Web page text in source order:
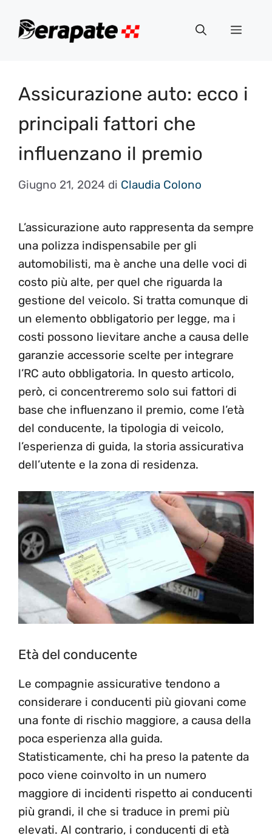
Menu
Assicurazione auto: ecco i
principali fattori che
influenzano il premio
Giugno 21, 2024 di Claudia Colono
L’assicurazione auto rappresenta da sempre
una polizza indispensabile per gli
automobilisti, ma è anche una delle voci di
costo più alte, per quel che riguarda la
gestione del veicolo. Si tratta comunque di
un elemento obbligatorio per legge, ma i
costi possono lievitare anche a causa delle
garanzie accessorie scelte per integrare
l’RC auto obbligatoria. In questo articolo,
però, ci concentreremo solo sui fattori di
base che influenzano il premio, come l’età
del conducente, la tipologia di veicolo,
l’esperienza di guida, la storia assicurativa
dell’utente e la zona di residenza.
Età del conducente
Le compagnie assicurative tendono a
considerare i conducenti più giovani come
una fonte di rischio maggiore, a causa della
poca esperienza alla guida.
Statisticamente, chi ha preso la patente da
poco viene coinvolto in un numero
maggiore di incidenti rispetto ai conducenti
più grandi, il che si traduce in premi più
elevati. Al contrario, i conducenti di età